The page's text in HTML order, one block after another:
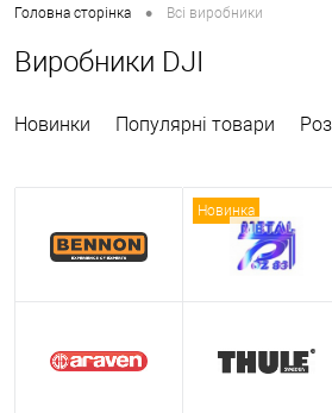
Головна сторінка • Всі виробники
Виробники DJI
Новинки Популярні товари
Новинка